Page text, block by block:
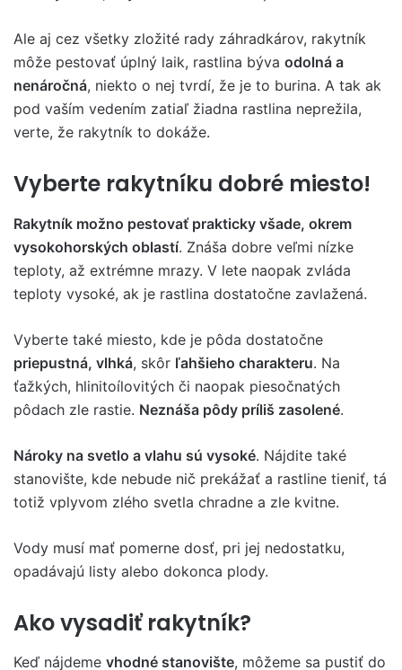
Ale aj cez všetky zložité rady záhradkárov, rakytník
môže pestovať úplný laik, rastlina býva odolná a
nenáročná, niekto o nej tvrdí, že je to burina. A tak ak
pod vaším vedením zatiaľ žiadna rastlina neprežila,
verte, že rakytník to dokáže.
Vyberte rakytníku dobré miesto!
Rakytník možno pestovať prakticky všade, okrem
vysokohorských oblastí. Znáša dobre veľmi nízke
teploty, až extrémne mrazy. V lete naopak zvláda
teploty vysoké, ak je rastlina dostatočne zavlažená.
Vyberte také miesto, kde je pôda dostatočne
priepustná, vlhká, skôr ľahšieho charakteru. Na
ťažkých, hlinitoílovitých či naopak piesočnatých
pôdach zle rastie. Neznáša pôdy príliš zasolené.
Nároky na svetlo a vlahu sú vysoké. Nájdite také
stanovište, kde nebude nič prekážať a rastline tieniť, tá
totiž vplyvom zlého svetla chradne a zle kvitne.
Vody musí mať pomerne dosť, pri jej nedostatku,
opadávajú listy alebo dokonca plody.
Ako vysadiť rakytník?
Keď nájdeme vhodné stanovište, môžeme sa pustiť do